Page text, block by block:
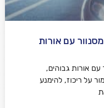
עם אורות
אורות גבוהים,
על ריכוז, להימנע